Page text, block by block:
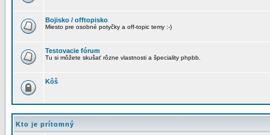
Bojisko / offtopisko
Miesto pre osobné potyčky a off-topic temy :-)
Testovacie fórum
Tu si môžete skušať rôzne vlastnosti a špeciality phpbb.
Kôš
Kto je prítomný